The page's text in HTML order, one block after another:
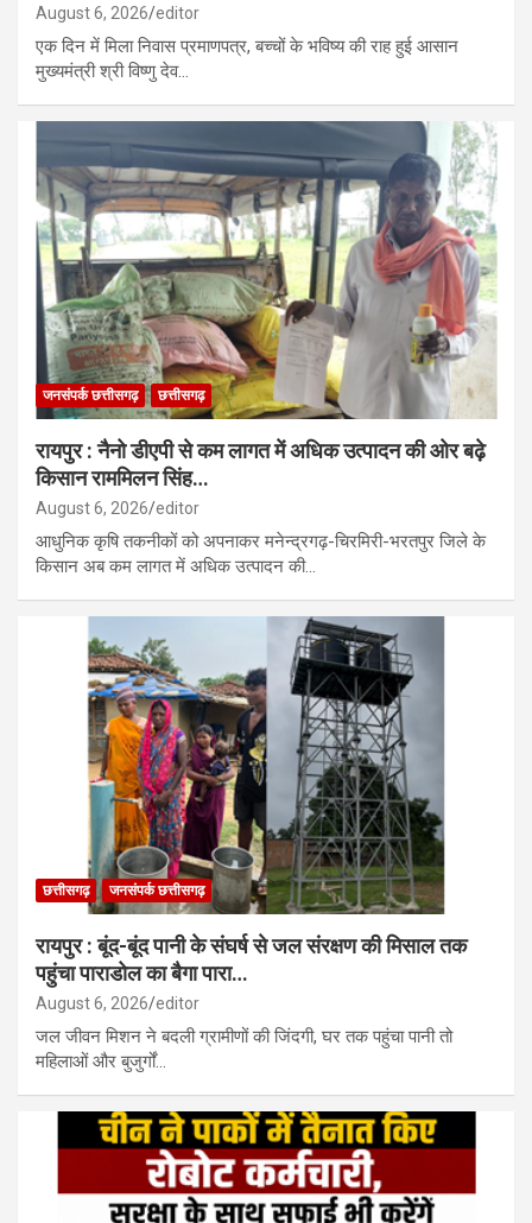
August 6, 2026 editor
एक दिन में मिला निवास प्रमाणपत्र, बच्चों के भविष्य की राह हुई आसान
मुख्यमंत्री श्री विष्णु देव…
जनसंपर्क छत्तीसगढ़ छत्तीसगढ़
रायपुर : नैनो डीएपी से कम लागत में अधिक उत्पादन की ओर बढ़े
किसान राममिलन सिंह…
August 6, 2026 editor
आधुनिक कृषि तकनीकों को अपनाकर मनेन्द्रगढ़-चिरमिरी-भरतपुर जिले के
किसान अब कम लागत में अधिक उत्पादन की…
छत्तीसगढ़ जनसंपर्क छत्तीसगढ़
रायपुर : बूंद-बूंद पानी के संघर्ष से जल संरक्षण की मिसाल तक
पहुंचा पाराडोल का बैगा पारा…
August 6, 2026 editor
जल जीवन मिशन ने बदली ग्रामीणों की जिंदगी, घर तक पहुंचा पानी तो
महिलाओं और बुजुर्गों…